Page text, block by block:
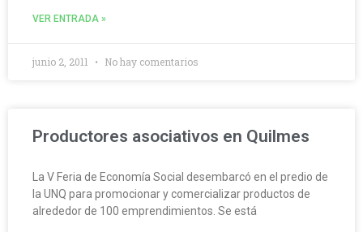
VER ENTRADA »
junio 2, 2011 No hay comentarios
Productores asociativos en Quilmes
La V Feria de Economía Social desembarcó en el predio de
la UNQ para promocionar y comercializar productos de
alrededor de 100 emprendimientos. Se está